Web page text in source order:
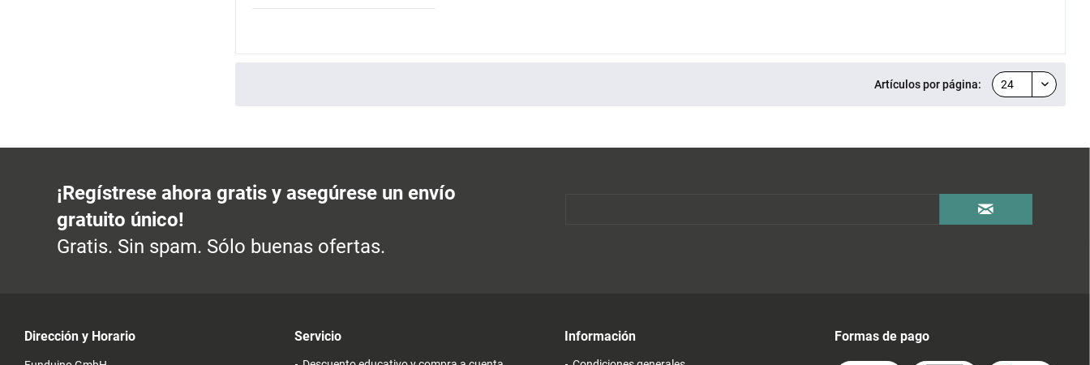
Artículos por página:
¡Regístrese ahora gratis y asegúrese un envío
gratuito único!
Gratis. Sin spam. Sólo buenas ofertas.
Dirección y Horario Servicio Información Formas de pago